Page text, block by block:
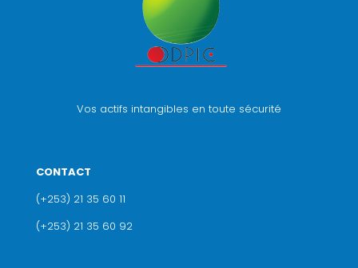
Vos actifs intangibles en toute sécurité
CONTACT
(+253) 21 35 60 11
(+253) 21 35 60 92